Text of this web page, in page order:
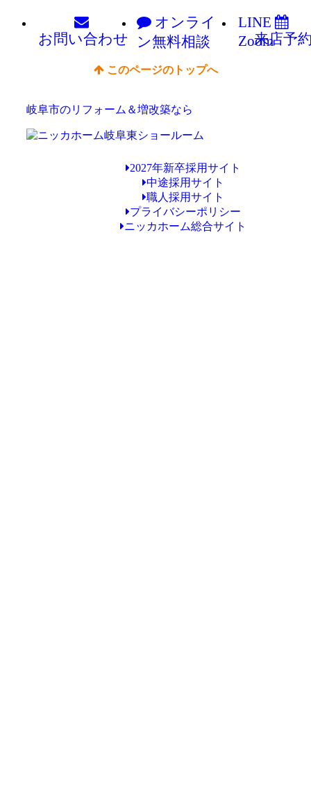
お問い合わせ
オンライ
ン無料相談
LINE
Zoom
来店予
このページのトップへ
岐阜市のリフォーム＆増改築なら
2027年新卒採用サイト
中途採用サイト
職人採用サイト
プライバシーポリシー
ニッカホーム総合サイト